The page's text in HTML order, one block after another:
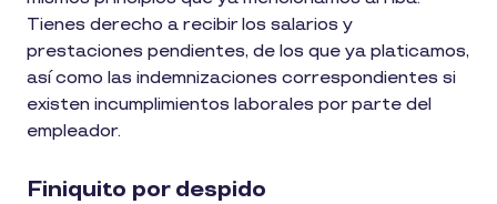
Tienes derecho a recibir los salarios y
prestaciones pendientes, de los que ya platicamos,
así como las indemnizaciones correspondientes si
existen incumplimientos laborales por parte del
empleador.
Finiquito por despido